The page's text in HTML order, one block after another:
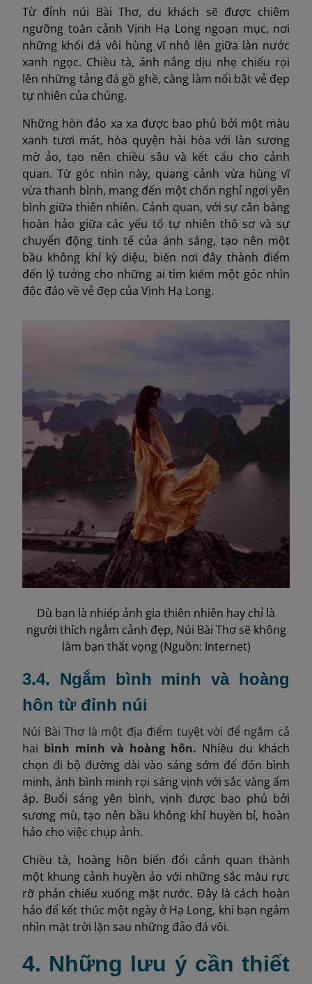
Từ đỉnh núi Bài Thơ, du khách sẽ được chiêm
ngưỡng toàn cảnh Vịnh Hạ Long ngoạn mục, nơi
những khối đá vôi hùng vĩ nhô lên giữa làn nước
xanh ngọc. Chiều tà, ánh nắng dịu nhẹ chiếu rọi
lên những tảng đá gồ ghề, càng làm nổi bật vẻ đẹp
tự nhiên của chúng.
Những hòn đảo xa xa được bao phủ bởi một màu
xanh tươi mát, hòa quyện hài hòa với làn sương
mờ ảo, tạo nên chiều sâu và kết cấu cho cảnh
quan. Từ góc nhìn này, quang cảnh vừa hùng vĩ
vừa thanh bình, mang đến một chốn nghỉ ngơi yên
bình giữa thiên nhiên. Cảnh quan, với sự cân bằng
hoàn hảo giữa các yếu tố tự nhiên thô sơ và sự
chuyển động tinh tế của ánh sáng, tạo nên một
bầu không khí kỳ diệu, biến nơi đây thành điểm
đến lý tưởng cho những ai tìm kiếm một góc nhìn
độc đáo về vẻ đẹp của Vịnh Hạ Long.
Dù bạn là nhiếp ảnh gia thiên nhiên hay chỉ là
người thích ngắm cảnh đẹp, Núi Bài Thơ sẽ không
làm bạn thất vọng (Nguồn: Internet)
3.4. Ngắm bình minh và hoàng
hôn từ đỉnh núi
Núi Bài Thơ là một địa điểm tuyệt vời để ngắm cả
hai bình minh và hoàng hôn. Nhiều du khách
chọn đi bộ đường dài vào sáng sớm để đón bình
minh, ánh bình minh rọi sáng vịnh với sắc vàng ấm
áp. Buổi sáng yên bình, vịnh được bao phủ bởi
sương mù, tạo nên bầu không khí huyền bí, hoàn
hảo cho việc chụp ảnh.
Chiều tà, hoàng hôn biến đổi cảnh quan thành
một khung cảnh huyền ảo với những sắc màu rực
rỡ phản chiếu xuống mặt nước. Đây là cách hoàn
hảo để kết thúc một ngày ở Hạ Long, khi bạn ngắm
nhìn mặt trời lặn sau những đảo đá vôi.
4. Những lưu ý cần thiết